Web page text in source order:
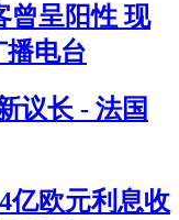
曾呈阳性 现
播电台
议长 - 法国
亿欧元利息收